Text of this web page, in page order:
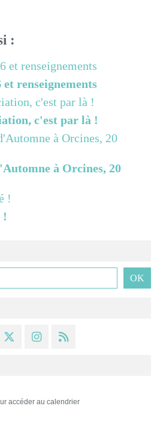
:
et renseignements
c'est par là !
à Orcines, 20
!
accéder au calendrier